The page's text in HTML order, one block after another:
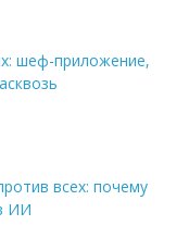
шеф-приложение,
всех: почему
ИИ